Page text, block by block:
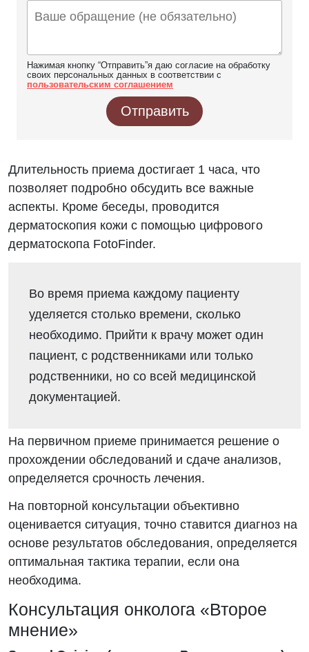
Нажимая кнопку “Отправить”я даю согласие на обработку
своих персональных данных в соответствии с
пользовательским соглашением
Отправить
Длительность приема достигает 1 часа, что
позволяет подробно обсудить все важные
аспекты. Кроме беседы, проводится
дерматоскопия кожи с помощью цифрового
дерматоскопа FotoFinder.
Во время приема каждому пациенту
уделяется столько времени, сколько
необходимо. Прийти к врачу может один
пациент, с родственниками или только
родственники, но со всей медицинской
документацией.
На первичном приеме принимается решение о
прохождении обследований и сдаче анализов,
определяется срочность лечения.
На повторной консультации объективно
оценивается ситуация, точно ставится диагноз на
основе результатов обследования, определяется
оптимальная тактика терапии, если она
необходима.
Консультация онколога «Второе
мнение»